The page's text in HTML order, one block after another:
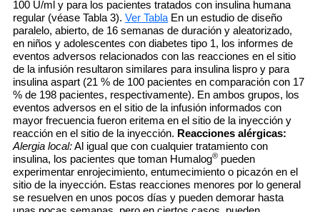
100 U/ml y para los pacientes tratados con insulina humana
regular (véase Tabla 3). Ver Tabla En un estudio de diseño
paralelo, abierto, de 16 semanas de duración y aleatorizado,
en niños y adolescentes con diabetes tipo 1, los informes de
eventos adversos relacionados con las reacciones en el sitio
de la infusión resultaron similares para insulina lispro y para
insulina aspart (21 % de 100 pacientes en comparación con 17
% de 198 pacientes, respectivamente). En ambos grupos, los
eventos adversos en el sitio de la infusión informados con
mayor frecuencia fueron eritema en el sitio de la inyección y
reacción en el sitio de la inyección. Reacciones alérgicas:
Alergia local:Al igual que con cualquier tratamiento con
insulina, los pacientes que toman Humalog® pueden
experimentar enrojecimiento, entumecimiento o picazón en el
sitio de la inyección. Estas reacciones menores por lo general
se resuelven en unos pocos días y pueden demorar hasta